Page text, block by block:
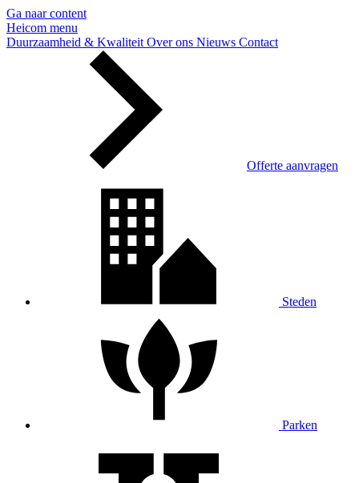
Ga naar content
Heicom menu
Duurzaamheid & Kwaliteit Over ons Nieuws Contact
Offerte aanvragen
Steden
Parken